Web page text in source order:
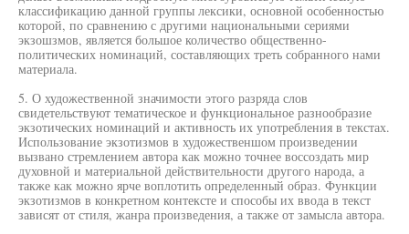
классификацию данной группы лексики, основной особенностью
которой, по сравнению с другими национальными сериями
экзошзмов, является большое количество общественно-
политических номинаций, составляющих треть собранного нами
материала.
5. О художественной значимости этого разряда слов
свидетельствуют тематическое и функциональное разнообразие
экзотических номинаций и активность их употребления в текстах.
Использование экзотизмов в художественшом произведении
вызвано стремлением автора как можно точнее воссоздать мир
духовной и материальной действительности другого народа, а
также как можно ярче воплотить определенный образ. Функции
экзотизмов в конкретном контексте и способы их ввода в текст
зависят от стиля, жанра произведения, а также от замысла автора.